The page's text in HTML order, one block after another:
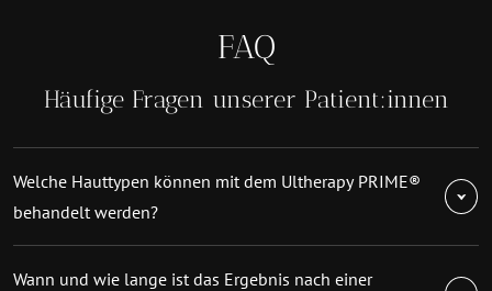
FAQ
Häufige Fragen unserer Patient:innen
Welche Hauttypen können mit dem Ultherapy PRIME®
behandelt werden?
Wann und wie lange ist das Ergebnis nach einer